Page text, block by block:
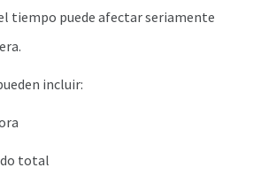
tiempo puede afectar seriamente
incluir:
total